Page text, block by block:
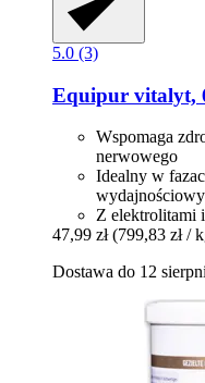
5.0 (3)
Equipur vitalyt,
Wspomaga
nerwowego
Idealny w
Z elektrolitami i
47,99 zł (799,83 zł /
Dostawa do 12